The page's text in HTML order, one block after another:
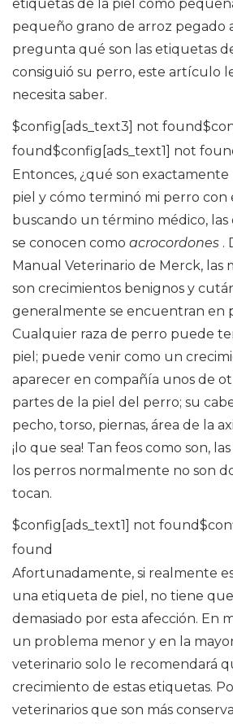
etiquetas de la piel como
pequeño grano de arroz pegado
pregunta qué son las etiquetas
consiguió su perro, este artículo
necesita saber.
$config[ads_text3] not
found$config[ads_text1] not
Entonces, ¿qué son
piel y cómo terminó mi perro con
buscando un término médico, las
se conocen como acrocordones .
Manual Veterinario de Merck, las
son crecimientos benignos y
generalmente se encuentran en
Cualquier raza de perro puede
piel; puede venir como un
aparecer en compañía unos de
partes de la piel del perro; su
pecho, torso, piernas, área de la
¡lo que sea! Tan feos como son,
los perros normalmente no son
tocan.
$config[ads_text1] not
found
Afortunadamente, si realmente
una etiqueta de piel, no tiene
demasiado por esta afección. En
un problema menor y en la
veterinario solo le recomendará
crecimiento de estas etiquetas.
veterinarios que son más